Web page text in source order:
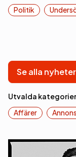
Politik
Se alla nyheter
Utvalda kategorier
Affärer
Annons